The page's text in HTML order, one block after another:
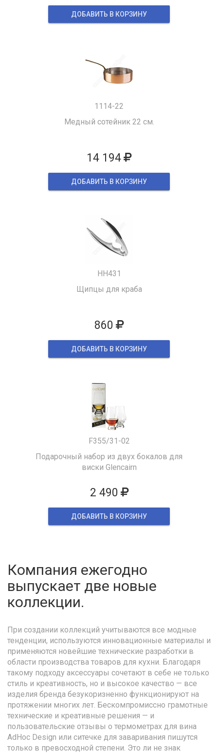
ДОБАВИТЬ В КОРЗИНУ
1114-22
Медный сотейник 22 см.
14 194
ДОБАВИТЬ В КОРЗИНУ
HH431
Щипцы для краба
860
ДОБАВИТЬ В КОРЗИНУ
F355/31-02
Подарочный набор из двух бокалов для
виски Glencairn
2 490
ДОБАВИТЬ В КОРЗИНУ
Компания ежегодно
выпускает две новые
коллекции.
При создании коллекций учитываются все модные
тенденции, используются инновационные материалы и
применяются новейшие технические разработки в
области производства товаров для кухни. Благодаря
такому подходу аксессуары сочетают в себе не только
стиль и креативность, но и высокое качество — все
изделия бренда безукоризненно функционируют на
протяжении многих лет. Бескомпромиссно грамотные
технические и креативные решения — и
пользовательские отзывы о термометрах для вина
AdHoc Design или ситечке для заваривания пишутся
только в превосходной степени. Это ли не знак